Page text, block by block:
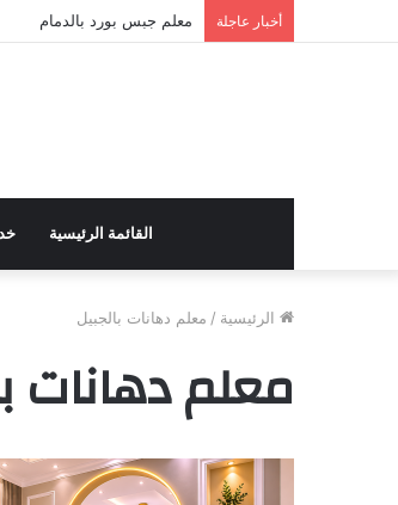
أخبار عاجلة معلم جبس بورد بالدمام
القائمة الرئيسية
الرئيسية / معلم دهانات بالجبيل
معلم دهانات
شركة
وصيانة
الافران